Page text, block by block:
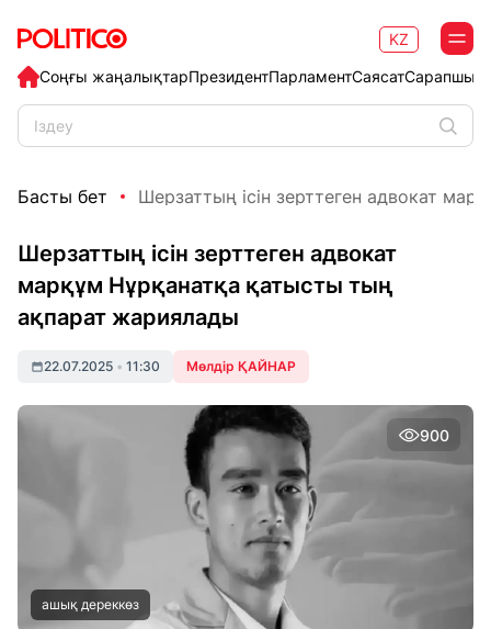
Соңғы жаңалықтарПрезидентПарламентСаясат
KZ
Басты бет Шерзаттың ісін зерттеген адвокат
Шерзаттың ісін зерттеген адвокат
марқұм Нұрқанатқа қатысты тың
ақпарат жариялады
22.07.2025 • 11:30 Мөлдір ҚАЙНАР
900
ашық дереккөз